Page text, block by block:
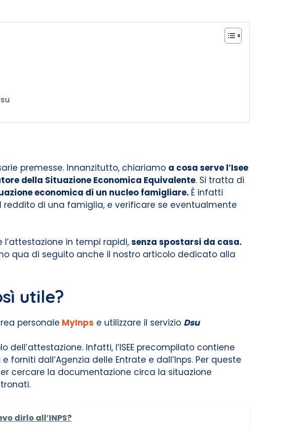
premesse. Innanzitutto, chiariamo a cosa serve l’Isee
della Situazione Economica Equivalente. Si tratta di
economica di un nucleo famigliare. È infatti
reddito di una famiglia, e verificare se eventualmente
l’attestazione in tempi rapidi, senza spostarsi da casa.
qua di seguito anche il nostro articolo dedicato alla
utile?
personale MyInps e utilizzare il servizio Dsu
Infatti, l’ISEE precompilato contiene
forniti dall’Agenzia delle Entrate e dall’Inps. Per queste
cercare la documentazione circa la situazione
dirlo all’INPS?